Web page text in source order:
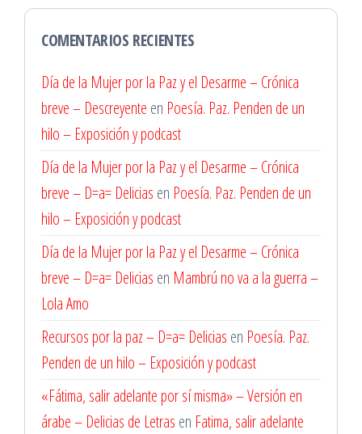
COMENTARIOS RECIENTES
Día de la Mujer por la Paz y el Desarme – Crónica
breve – Descreyente en Poesía. Paz. Penden de un
hilo – Exposición y podcast
Día de la Mujer por la Paz y el Desarme – Crónica
breve – D=a= Delicias en Poesía. Paz. Penden de un
hilo – Exposición y podcast
Día de la Mujer por la Paz y el Desarme – Crónica
breve – D=a= Delicias en Mambrú no va a la guerra –
Lola Amo
Recursos por la paz – D=a= Delicias en Poesía. Paz.
Penden de un hilo – Exposición y podcast
«Fátima, salir adelante por sí misma» – Versión en
árabe – Delicias de Letras en Fatima, salir adelante